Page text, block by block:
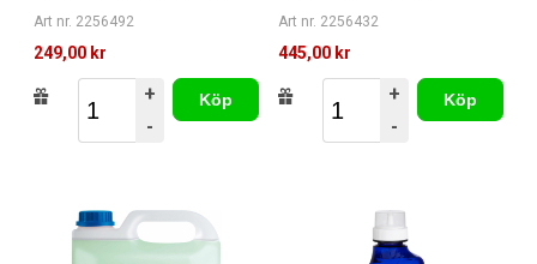
Art nr. 2256492
249,00 kr
+
-
Köp
Art nr. 2256432
445,00 kr
+
-
Köp